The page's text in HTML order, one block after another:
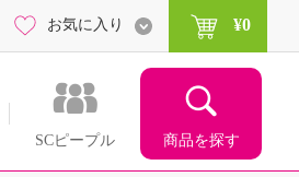
SCピープル 商品を探す
お気に入り ¥0